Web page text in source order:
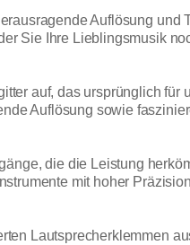
Auflösung und
Sie Ihre Lieblingsmusik
auf, das ursprünglich
Auflösung sowie
die die Leistung
mit hoher
Lautsprecherklemmen